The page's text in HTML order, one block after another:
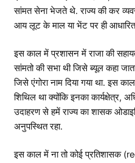
सांमत सेना भेजते थे. राज्य की कर
आय लूट के माल या भेंट पर ही
इस काल में प्रशासन में राजा की
सांमतो की सभा थी जिसे ब्यूल कहा
जिसे एंगोरा नाम दिया गया था. इस
शिथिल था क्योंकि इनका कार्यक्षेत्र,
उदाहरण से हमें राज्य का शासक
अनुपस्थित रहा.
इस काल में ना तो कोई प्रतिशासक